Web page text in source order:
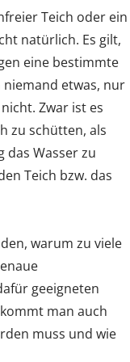
Teich oder ein
natürlich. Es gilt,
eine bestimmte
niemand etwas, nur
Zwar ist es
zu schütten, als
das Wasser zu
Teich bzw. das
warum zu viele
geeigneten
man auch
muss und wie